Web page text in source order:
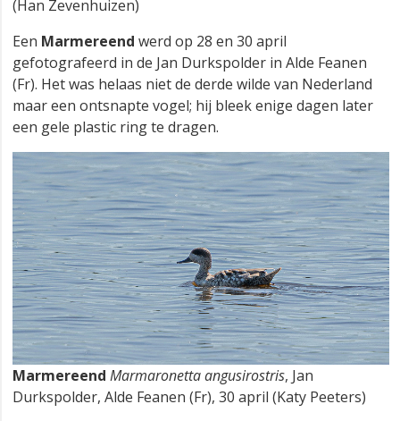
(Han Zevenhuizen)
Een Marmereend werd op 28 en 30 april
gefotografeerd in de Jan Durkspolder in Alde Feanen
(Fr). Het was helaas niet de derde wilde van Nederland
maar een ontsnapte vogel; hij bleek enige dagen later
een gele plastic ring te dragen.
Marmereend Marmaronetta angusirostris, Jan
Durkspolder, Alde Feanen (Fr), 30 april (Katy Peeters)